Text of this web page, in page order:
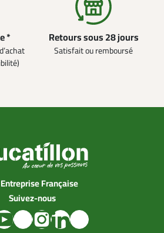
* Retours sous 28 jours
Satisfait ou remboursé
Entreprise Française
Suivez-nous